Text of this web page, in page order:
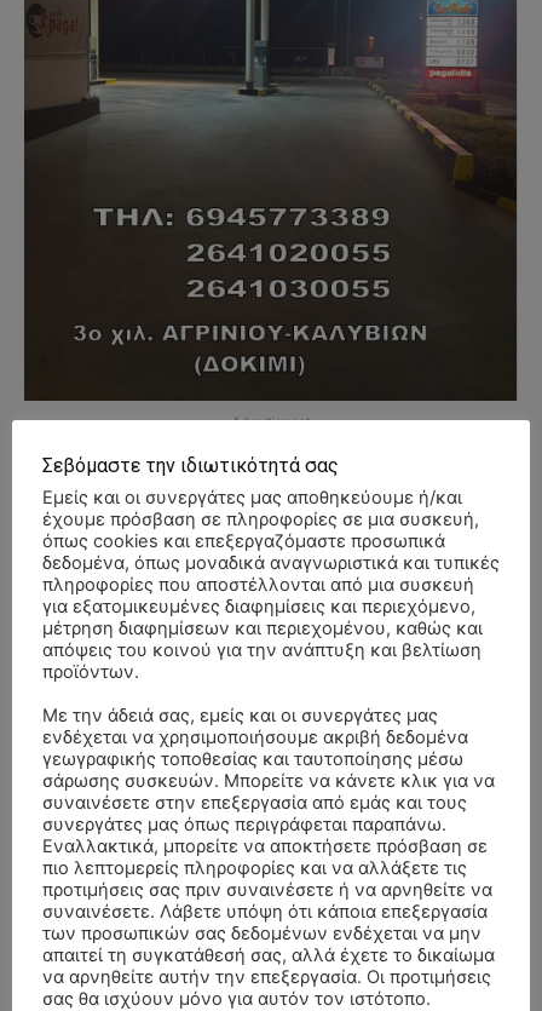
- Advertisment -
ΣΥΛΛΥΠΗΤΗΡΙΑ ΜΗΝΥΜΑΤΑ
ΠΑΝΑΓΙΩΤΗΣ IΩΑΚΕΙΜΙΔΗΣεπίΚΗΔΕΙΑ – ΔΕΥΤΕΡΑ 3/8/2026 –
ΣΠΥΡΙΔΟΥΛΑ Γ. ΣΕΪΤΑΝΙΔΟΥ ΕΤΩΝ 91
Αγγελική ΘωμουεπίΚΗΔΕΙΑ – ΔΕΥΤΕΡΑ 3/8/2026 – ΔΗΜΗΤΡΙΟΣ Σ.
Σεβόμαστε την ιδιωτικότητά σας
Εμείς και οι συνεργάτες μας αποθηκεύουμε ή/και
έχουμε πρόσβαση σε πληροφορίες σε μια συσκευή,
όπως cookies και επεξεργαζόμαστε προσωπικά
δεδομένα, όπως μοναδικά αναγνωριστικά και τυπικές
πληροφορίες που αποστέλλονται από μια συσκευή
για εξατομικευμένες διαφημίσεις και περιεχόμενο,
μέτρηση διαφημίσεων και περιεχομένου, καθώς και
απόψεις του κοινού για την ανάπτυξη και βελτίωση
προϊόντων.
Με την άδειά σας, εμείς και οι συνεργάτες μας
ενδέχεται να χρησιμοποιήσουμε ακριβή δεδομένα
γεωγραφικής τοποθεσίας και ταυτοποίησης μέσω
σάρωσης συσκευών. Μπορείτε να κάνετε κλικ για να
συναινέσετε στην επεξεργασία από εμάς και τους
συνεργάτες μας όπως περιγράφεται παραπάνω.
Εναλλακτικά, μπορείτε να αποκτήσετε πρόσβαση σε
πιο λεπτομερείς πληροφορίες και να αλλάξετε τις
προτιμήσεις σας πριν συναινέσετε ή να αρνηθείτε να
συναινέσετε. Λάβετε υπόψη ότι κάποια επεξεργασία
των προσωπικών σας δεδομένων ενδέχεται να μην
απαιτεί τη συγκατάθεσή σας, αλλά έχετε το δικαίωμα
να αρνηθείτε αυτήν την επεξεργασία. Οι προτιμήσεις
σας θα ισχύουν μόνο για αυτόν τον ιστότοπο.